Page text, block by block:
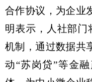
合作协议，为企业
明表示，人社部门
机制，通过数据共
动“苏岗贷”等金